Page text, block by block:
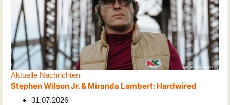
Aktuelle Nachrichten
Stephen Wilson Jr. & Miranda Lambert: Hardwired
31.07.2026